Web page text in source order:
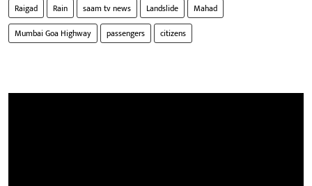
Raigad Rain saam tv news Landslide
Mahad
Mumbai Goa Highway
passengers citizens